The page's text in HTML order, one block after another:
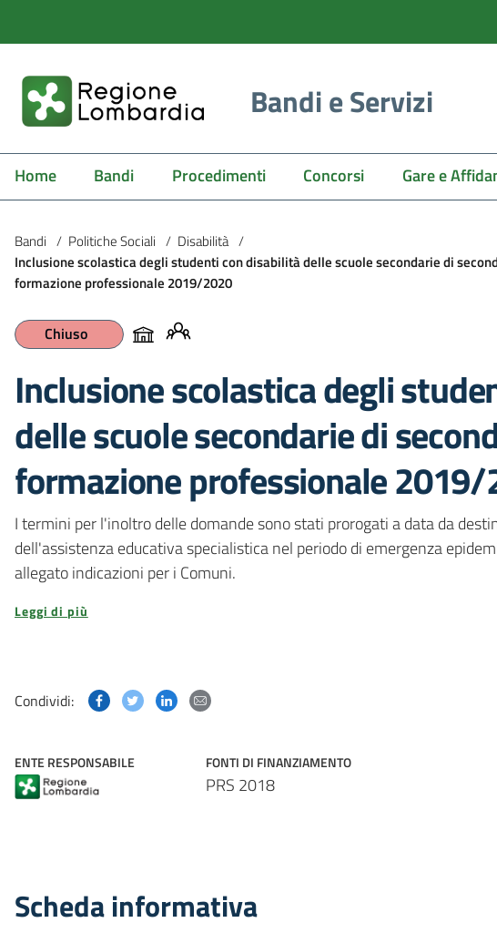
Bandi e Servizi
Home Bandi Procedimenti Concorsi Gare e
Bandi / Politiche Sociali / Disabilità /
Inclusione scolastica degli studenti con disabilità delle scuole secondarie di
formazione professionale 2019/2020
Chiuso
Inclusione scolastica degli
delle scuole secondarie di
formazione professionale
I termini per l'inoltro delle domande sono stati prorogati a data da
dell'assistenza educativa specialistica nel periodo di emergenza
allegato indicazioni per i Comuni.
Leggi di più
Condividi: Condividi questa pagina su Facebook
Condividi questa pagina su Twitter
Condividi questa pagina su Linkedin
ENTE RESPONSABILE FONTI DI FINANZIAMENTO
PRS 2018
Scheda informativa